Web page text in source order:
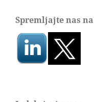
Spremljajte nas